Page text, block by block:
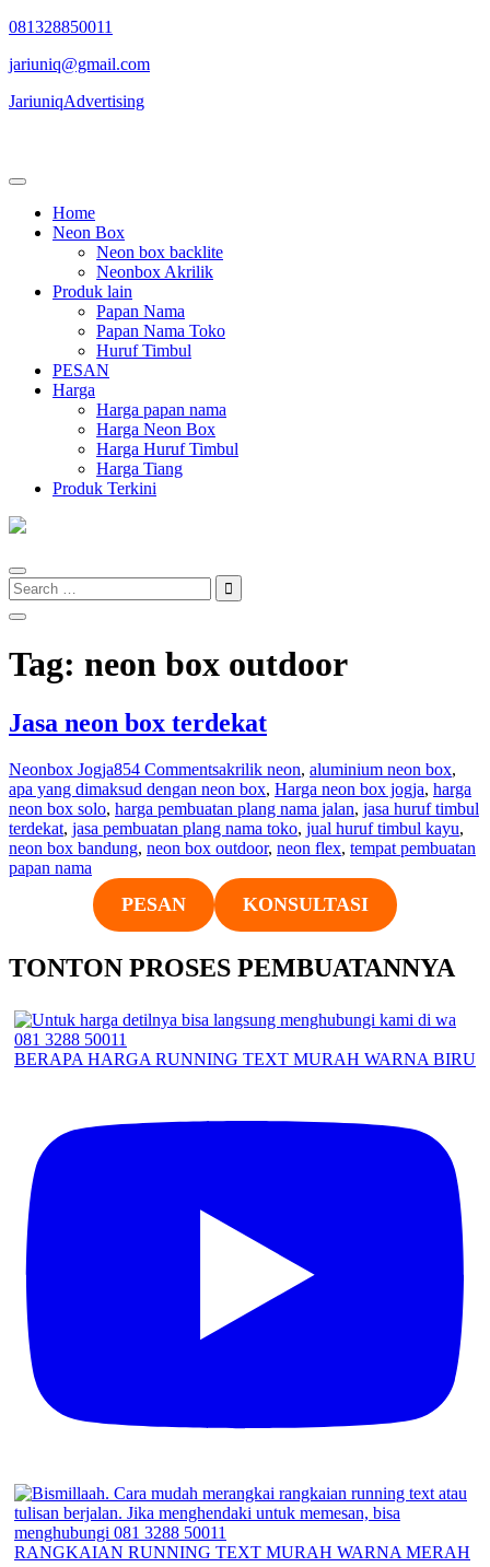
Skip
content
081328850011
jariuniq@gmail.com
JariuniqAdvertising
Home
Neon Box
Neon box backlite
Neonbox Akrilik
Produk lain
Papan Nama
Papan Nama Toko
Huruf Timbul
PESAN
Harga
Harga papan nama
Harga Neon Box
Harga Huruf Timbul
Harga Tiang
Produk Terkini
Search
for:
Tag: neon box outdoor
Jasa neon box terdekat
Neonbox Jogja854 Commentsakrilik neon, aluminium neon box,
apa yang dimaksud dengan neon box, Harga neon box jogja, harga
neon box solo, harga pembuatan plang nama jalan, jasa huruf timbul
terdekat, jasa pembuatan plang nama toko, jual huruf timbul kayu,
neon box bandung, neon box outdoor, neon flex, tempat pembuatan
papan nama
PESAN KONSULTASI
TONTON PROSES PEMBUATANNYA
BERAPA HARGA RUNNING TEXT MURAH WARNA BIRU
RANGKAIAN RUNNING TEXT MURAH WARNA MERAH